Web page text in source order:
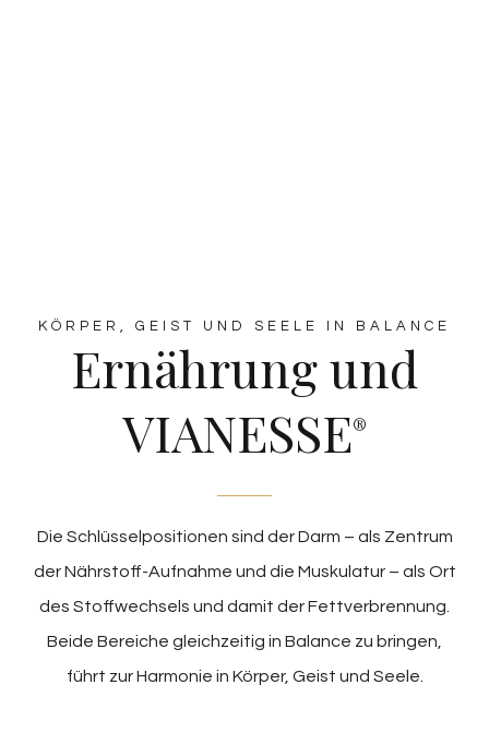
KÖRPER, GEIST UND SEELE IN BALANCE
Ernährung und
VIANESSE®
Die Schlüsselpositionen sind der Darm – als Zentrum
der Nährstoff-Aufnahme und die Muskulatur – als Ort
des Stoffwechsels und damit der Fettverbrennung.
Beide Bereiche gleichzeitig in Balance zu bringen,
führt zur Harmonie in Körper, Geist und Seele.